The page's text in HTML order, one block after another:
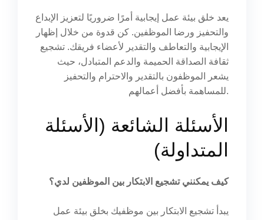
يعد خلق بيئة عمل إيجابية أمرًا ضروريًا لتعزيز الإبداع
والتحفيز ورضا الموظفين. كن قدوة من خلال إظهار
الإيجابية والتعاطف والتقدير لأعضاء فريقك. تشجيع
ثقافة الصداقة الحميمة والدعم المتبادل، حيث
يشعر الموظفون بالتقدير والاحترام والتحفيز
للمساهمة بأفضل أعمالهم.
الأسئلة الشائعة (الأسئلة
المتداولة)
كيف يمكنني تشجيع الابتكار بين الموظفين لدي؟
يبدأ تشجيع الابتكار بين موظفيك بخلق بيئة عمل